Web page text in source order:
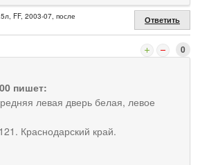
FF, 2003-07, после
Ответить
0
пишет:
левая дверь белая, левое
Краснодарский край.